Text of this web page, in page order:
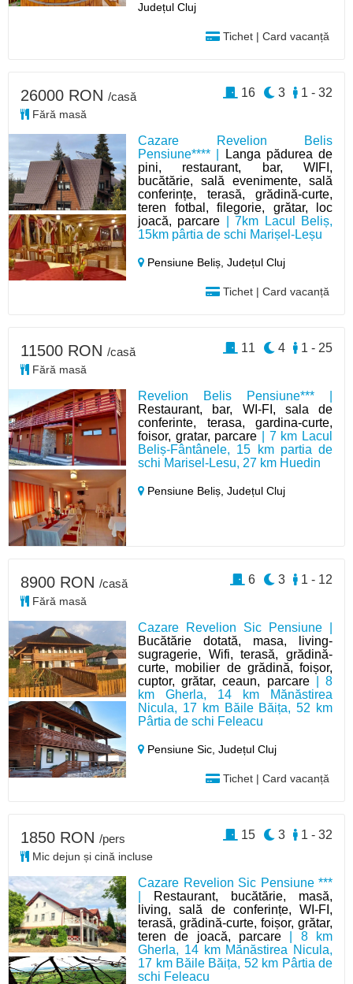
Județul Cluj
Tichet | Card vacanță
Cazare Revelion Belis
Pensiune**** |
Langa pădurea de
pini, restaurant, bar, WIFI,
bucătărie, sală evenimente, sală
conferințe, terasă, grădină-curte,
teren fotbal, filegorie, grătar, loc
joacă, parcare | 7km Lacul Beliș,
15km pârtia de schi Marișel-Leșu
Pensiune Beliș,Județul Cluj
Tichet | Card vacanță
26000 RON /casă
Fără masă
1 - 32
3
16
Revelion Belis Pensiune*** |
Restaurant, bar, WI-FI, sala de
conferinte, terasa, gardina-curte,
foisor, gratar, parcare | 7 km Lacul
Beliș-Fântânele, 15 km partia de
schi Marisel-Lesu, 27 km Huedin
Pensiune Beliș,Județul Cluj
11500 RON /casă
Fără masă
1 - 25
4
11
Cazare Revelion Sic Pensiune |
Bucătărie dotată, masa, living-
sugragerie, Wifi, terasă, grădină-
curte, mobilier de grădină, foișor,
cuptor, grătar, ceaun, parcare| 8
km Gherla, 14 km Mănăstirea
Nicula, 17 km Băile Băița, 52 km
Pârtia de schi Feleacu
Pensiune Sic,Județul Cluj
Tichet | Card vacanță
8900 RON /casă
Fără masă
1 - 12
3
6
Cazare Revelion Sic Pensiune ***
Restaurant, bucătărie, masă,
living, sală de conferințe, WI-FI,
terasă, grădină-curte, foișor, grătar,
teren de joacă, parcare | 8 km
Gherla, 14 km Mănăstirea Nicula,
17 km Băile Băița, 52 km Pârtia de
schi Feleacu
1850 RON /pers
Mic dejun și cină incluse
1 - 32
3
15